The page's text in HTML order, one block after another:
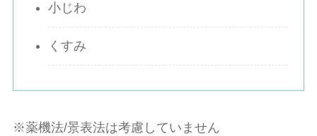
小じわ
くすみ
※薬機法/景表法は考慮していません